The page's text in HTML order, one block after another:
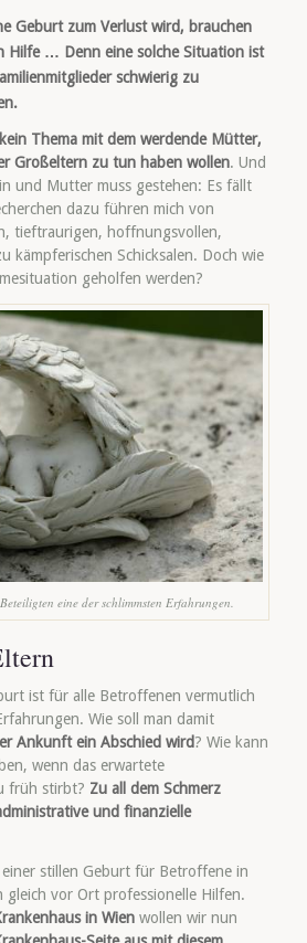
Geburt zum Verlust wird, brauchen
Hilfe … Denn eine solche Situation ist
schwierig zu
Thema mit dem werdende Mütter,
Großeltern zu tun haben wollen. Und
und Mutter muss gestehen: Es fällt
dazu führen mich von
tieftraurigen, hoffnungsvollen,
kämpferischen Schicksalen. Doch wie
geholfen werden?
eine der schlimmsten Erfahrungen.
ist für alle Betroffenen vermutlich
Wie soll man damit
Ankunft ein Abschied wird? Wie kann
wenn das erwartete
früh stirbt? Zu all dem Schmerz
und finanzielle
stillen Geburt für Betroffene in
gleich vor Ort professionelle Hilfen.
in Wienwollen wir nun